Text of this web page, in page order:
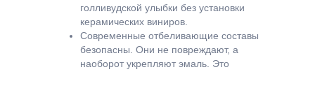
голливудской улыбки без установки
керамических виниров.
Современные отбеливающие составы
безопасны. Они не повреждают, а
наоборот укрепляют эмаль. Это